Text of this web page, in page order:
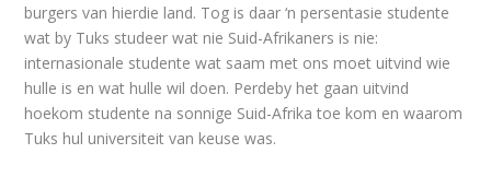
burgers van hierdie land. Tog is daar ‘n persentasie studente
wat by Tuks studeer wat nie Suid-Afrikaners is nie:
internasionale studente wat saam met ons moet uitvind wie
hulle is en wat hulle wil doen. Perdeby het gaan uitvind
hoekom studente na sonnige Suid-Afrika toe kom en waarom
Tuks hul universiteit van keuse was.